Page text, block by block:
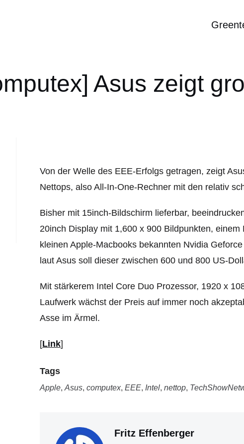
Asus zeigt
Von der Welle des EEE-Erfolgs getragen, zeigt
Nettops, also All-In-One-Rechner mit den relativ
Bisher mit 15inch-Bildschirm lieferbar,
20inch Display mit 1,600 x 900 Bildpunkten,
kleinen Apple-Macbooks bekannten Nvidia
laut Asus soll dieser zwischen 600 und 800 US-
Mit stärkerem Intel Core Duo Prozessor, 1920 x
Laufwerk wächst der Preis auf immer noch
Asse im Ärmel.
[Link]
Tags
Apple, Asus, computex, EEE, Intel, nettop,
Fritz Effenberger